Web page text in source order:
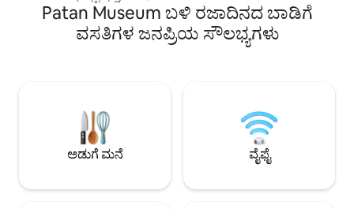
(ದೃಢ). ಕಿಂಗ್ ಬೆಡ್, ಎಸಿ, ಸಂಪೂರ್ಣ ಪಾಕಶಾಲೆ,
ಮೀಸಲಾದ ಕೆಲಸದ ಸ್ಥಳ, ವಾಷಿಂಗ್ ಮಷಿನ್,
ರೇನ್‌ಫಾಲ್ ಶವರ್ ಹೊಂದಿರುವ ಎನ್‌ಸೂಟ್.
(ಉಚಿತ ಲಗೇಜ್ ಲಾಕರ್). ಕೀಲಿರಹಿತ ಸ್ವಯಂ ಚೆಕ್-
ಇನ್ — ಹೋಸ್ಟ್ ಭೇಟಿ ಇಲ್ಲ. ಗೌಪ್ಯತೆಗಾಗಿ
ಮಾನವರಹಿತ. ಮರುಪಾವತಿಸಬಹುದಾದ ಭದ್ರತಾ
ಠೇವಣಿ ಅಗತ್ಯವಿದೆ. ಸ್ಕ್ಯಾಂಡಿನೇವಿಯನ್ ಸರಳತೆಯು
ಮಾಡಿದ ಪ್ರೀತಿಯ ಶ್ರಮ;
ಹಿಮಾಲಯದ
ಅಥವಾ ಅರಣ್ಯ
ಮತ್ತು ರೀಚಾರ್ಜ್
Patan Museum ಬಳಿ ರಜಾದಿನದ ಬಾಡಿಗೆ
ವಸತಿಗಳ ಜನಪ್ರಿಯ ಸೌಲಭ್ಯಗಳು
ಅಡುಗೆ ಮನೆ ವೈಫೈ